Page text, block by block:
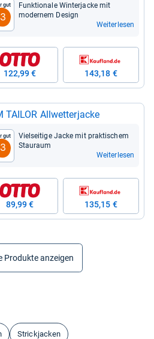
gut
Funk­tio­nale Win­ter­ja­cke mit
moder­nem Design
Weiterlesen
122,99 € 143,18 €
TAI­LOR All­wet­ter­ja­cke
gut
Viel­sei­tige Jacke mit prak­ti­schem
Stau­raum
Weiterlesen
89,99 € 135,15 €
Produkte anzeigen
Strickjacken